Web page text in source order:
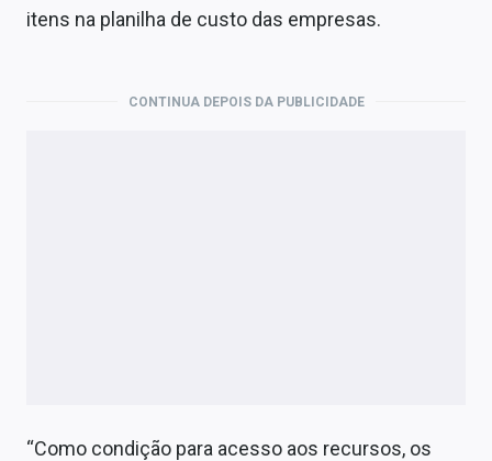
itens na planilha de custo das empresas.
CONTINUA DEPOIS DA PUBLICIDADE
“Como condição para acesso aos recursos, os